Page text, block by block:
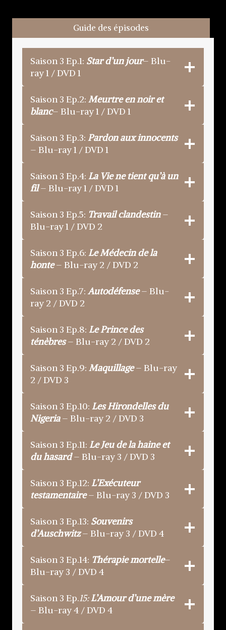
Guide des épisodes
Saison 3 Ep.1: Star d’un jour– Blu-
ray 1 / DVD 1
Saison 3 Ep.2: Meurtre en noir et
blanc– Blu-ray 1 / DVD 1
Saison 3 Ep.3: Pardon aux innocents
– Blu-ray 1 / DVD 1
Saison 3 Ep.4: La Vie ne tient qu’à un
fil– Blu-ray 1 / DVD 1
Saison 3 Ep.5: Travail clandestin–
Blu-ray 1 / DVD 2
Saison 3 Ep.6: Le Médecin de la
honte – Blu-ray 2 / DVD 2
Saison 3 Ep.7: Autodéfense– Blu-
ray 2 / DVD 2
Saison 3 Ep.8: Le Prince des
ténèbres– Blu-ray 2 / DVD 2
Saison 3 Ep.9: Maquillage– Blu-ray
2 / DVD 3
Saison 3 Ep.10: Les Hirondelles du
Nigeria– Blu-ray 2 / DVD 3
Saison 3 Ep.11: Le Jeu de la haine et
du hasard– Blu-ray 3 / DVD 3
Saison 3 Ep.12: L’Exécuteur
testamentaire– Blu-ray 3 / DVD 3
Saison 3 Ep.13: Souvenirs
d’Auschwitz– Blu-ray 3 / DVD 4
Saison 3 Ep.14: Thérapie mortelle–
Blu-ray 3 / DVD 4
Saison 3 Ep.15:L’Amour d’une mère
– Blu-ray 4 / DVD 4